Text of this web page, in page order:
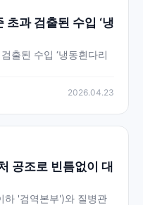
과 검출된 수입 ‘냉
출된 수입 ‘냉동흰다리
2026.04.23
공조로 빈틈없이 대
하 '검역본부')와 질병관